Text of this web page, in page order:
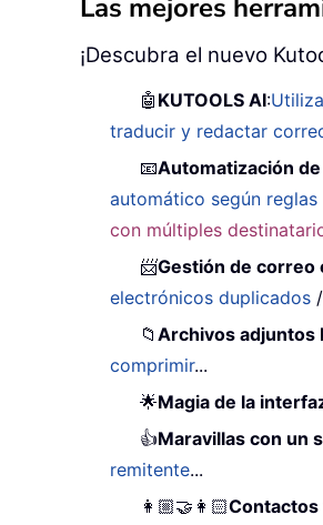
Las mejores
¡Descubra el nuevo
🤖 KUTOOLS AI:
traducir y redactar
📧Automatización
automático según
con múltiples
📨Gestión de correo
electrónicos duplicados /
📁Archivos adjuntos
comprimir...
🌟Magia de la
👍Maravillas con un
remitente...
👩🏼‍🤝‍👩🏻Contactos